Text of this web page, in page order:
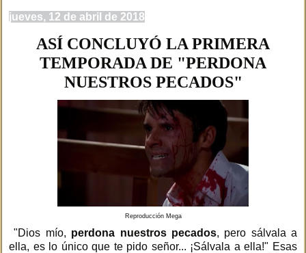
jueves, 12 de abril de 2018
ASÍ CONCLUYÓ LA PRIMERA
TEMPORADA DE "PERDONA
NUESTROS PECADOS"
Reproducción Mega
"Dios mío, perdona nuestros pecados, pero sálvala a
ella, es lo único que te pido señor... ¡Sálvala a ella!" Esas